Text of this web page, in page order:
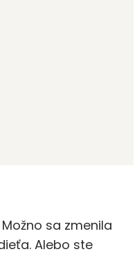
sa zmenila
Alebo ste